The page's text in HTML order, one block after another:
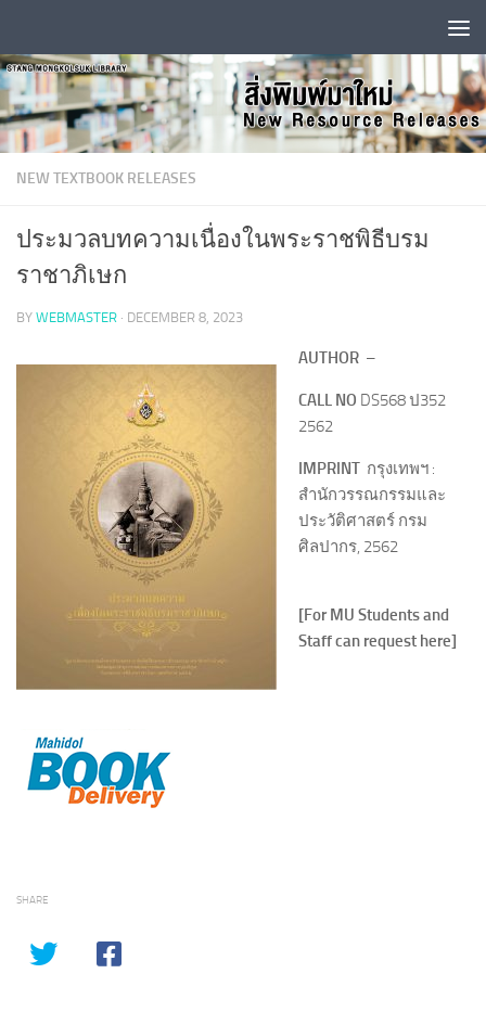
NEW TEXTBOOK RELEASES
ประมวลบทความเนื่องในพระราชพิธีบรม
ราชาภิเษก
BY WEBMASTER · DECEMBER 8, 2023
AUTHOR –
CALL NO DS568 ป352
2562
IMPRINT กรุงเทพฯ :
สำนักวรรณกรรมและ
ประวัติศาสตร์ กรม
ศิลปากร, 2562
[For MU Students and
Staff can request here]
SHARE